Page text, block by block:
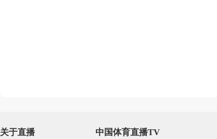
关于直播 中国体育直播TV